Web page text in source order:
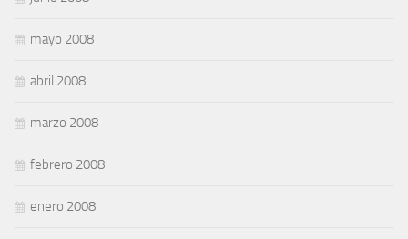
mayo 2008
abril 2008
marzo 2008
febrero 2008
enero 2008